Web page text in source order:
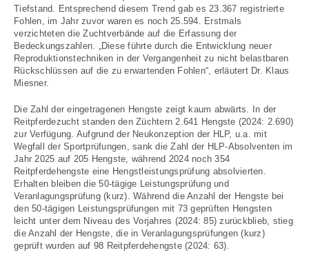
Tiefstand. Entsprechend diesem Trend gab es 23.367 registrierte
Fohlen, im Jahr zuvor waren es noch 25.594. Erstmals
verzichteten die Zuchtverbände auf die Erfassung der
Bedeckungszahlen. „Diese führte durch die Entwicklung neuer
Reproduktionstechniken in der Vergangenheit zu nicht belastbaren
Rückschlüssen auf die zu erwartenden Fohlen“, erläutert Dr. Klaus
Miesner.
Die Zahl der eingetragenen Hengste zeigt kaum abwärts. In der
Reitpferdezucht standen den Züchtern 2.641 Hengste (2024: 2.690)
zur Verfügung. Aufgrund der Neukonzeption der HLP, u.a. mit
Wegfall der Sportprüfungen, sank die Zahl der HLP-Absolventen im
Jahr 2025 auf 205 Hengste, während 2024 noch 354
Reitpferdehengste eine Hengstleistungsprüfung absolvierten.
Erhalten bleiben die 50-tägige Leistungsprüfung und
Veranlagungsprüfung (kurz). Während die Anzahl der Hengste bei
den 50-tägigen Leistungsprüfungen mit 73 geprüften Hengsten
leicht unter dem Niveau des Vorjahres (2024: 85) zurückblieb, stieg
die Anzahl der Hengste, die in Veranlagungsprüfungen (kurz)
geprüft wurden auf 98 Reitpferdehengste (2024: 63).